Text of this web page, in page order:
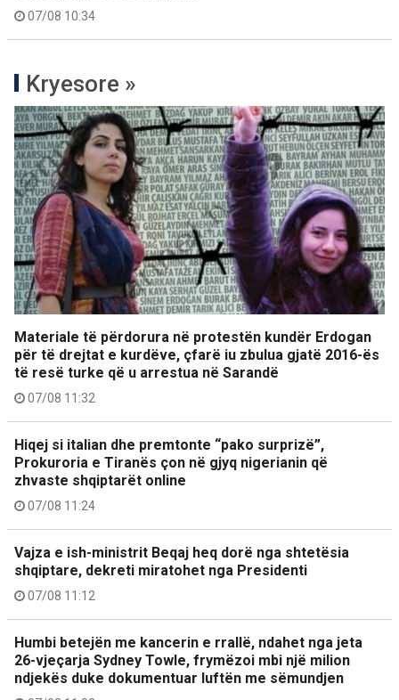
07/08 10:34
Kryesore »
Materiale të përdorura në protestën kundër Erdogan
për të drejtat e kurdëve, çfarë iu zbulua gjatë 2016-ës
të resë turke që u arrestua në Sarandë
07/08 11:32
Hiqej si italian dhe premtonte “pako surprizë”,
Prokuroria e Tiranës çon në gjyq nigerianin që
zhvaste shqiptarët online
07/08 11:24
Vajza e ish-ministrit Beqaj heq dorë nga shtetësia
shqiptare, dekreti miratohet nga Presidenti
07/08 11:12
Humbi betejën me kancerin e rrallë, ndahet nga jeta
26-vjeçarja Sydney Towle, frymëzoi mbi një milion
ndjekës duke dokumentuar luftën me sëmundjen